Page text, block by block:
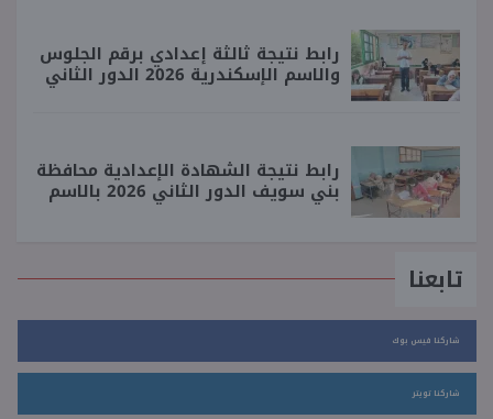
رابط نتيجة ثالثة إعدادي برقم الجلوس
والاسم الإسكندرية 2026 الدور الثاني
رابط نتيجة الشهادة الإعدادية محافظة
بني سويف الدور الثاني 2026 بالاسم
تابعنا
شاركنا فيس بوك
شاركنا تويتر